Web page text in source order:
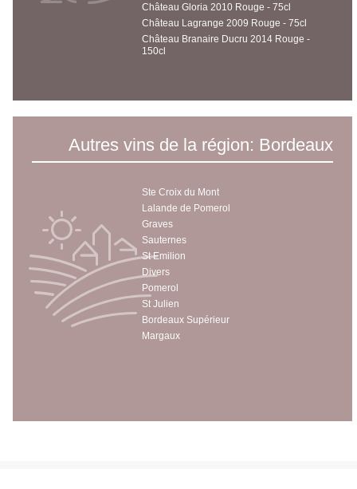
Château Gloria 2010 Rouge - 75cl
Château Lagrange 2009 Rouge - 75cl
Château Branaire Ducru 2014 Rouge -
150cl
Autres vins de la région: Bordeaux
Ste Croix du Mont
Lalande de Pomerol
Graves
Sauternes
St Emilion
Divers
Pomerol
St Julien
Bordeaux Supérieur
Margaux